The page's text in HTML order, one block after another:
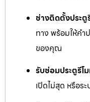
ช่างติดตั้งประตู
ทาง พร้อมให้คำ
ของคุณ
รับซ่อมประตูรีโ
เปิดไม่สุด หรือร